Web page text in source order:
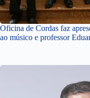
Oficina de Cordas faz
ao músico e professor